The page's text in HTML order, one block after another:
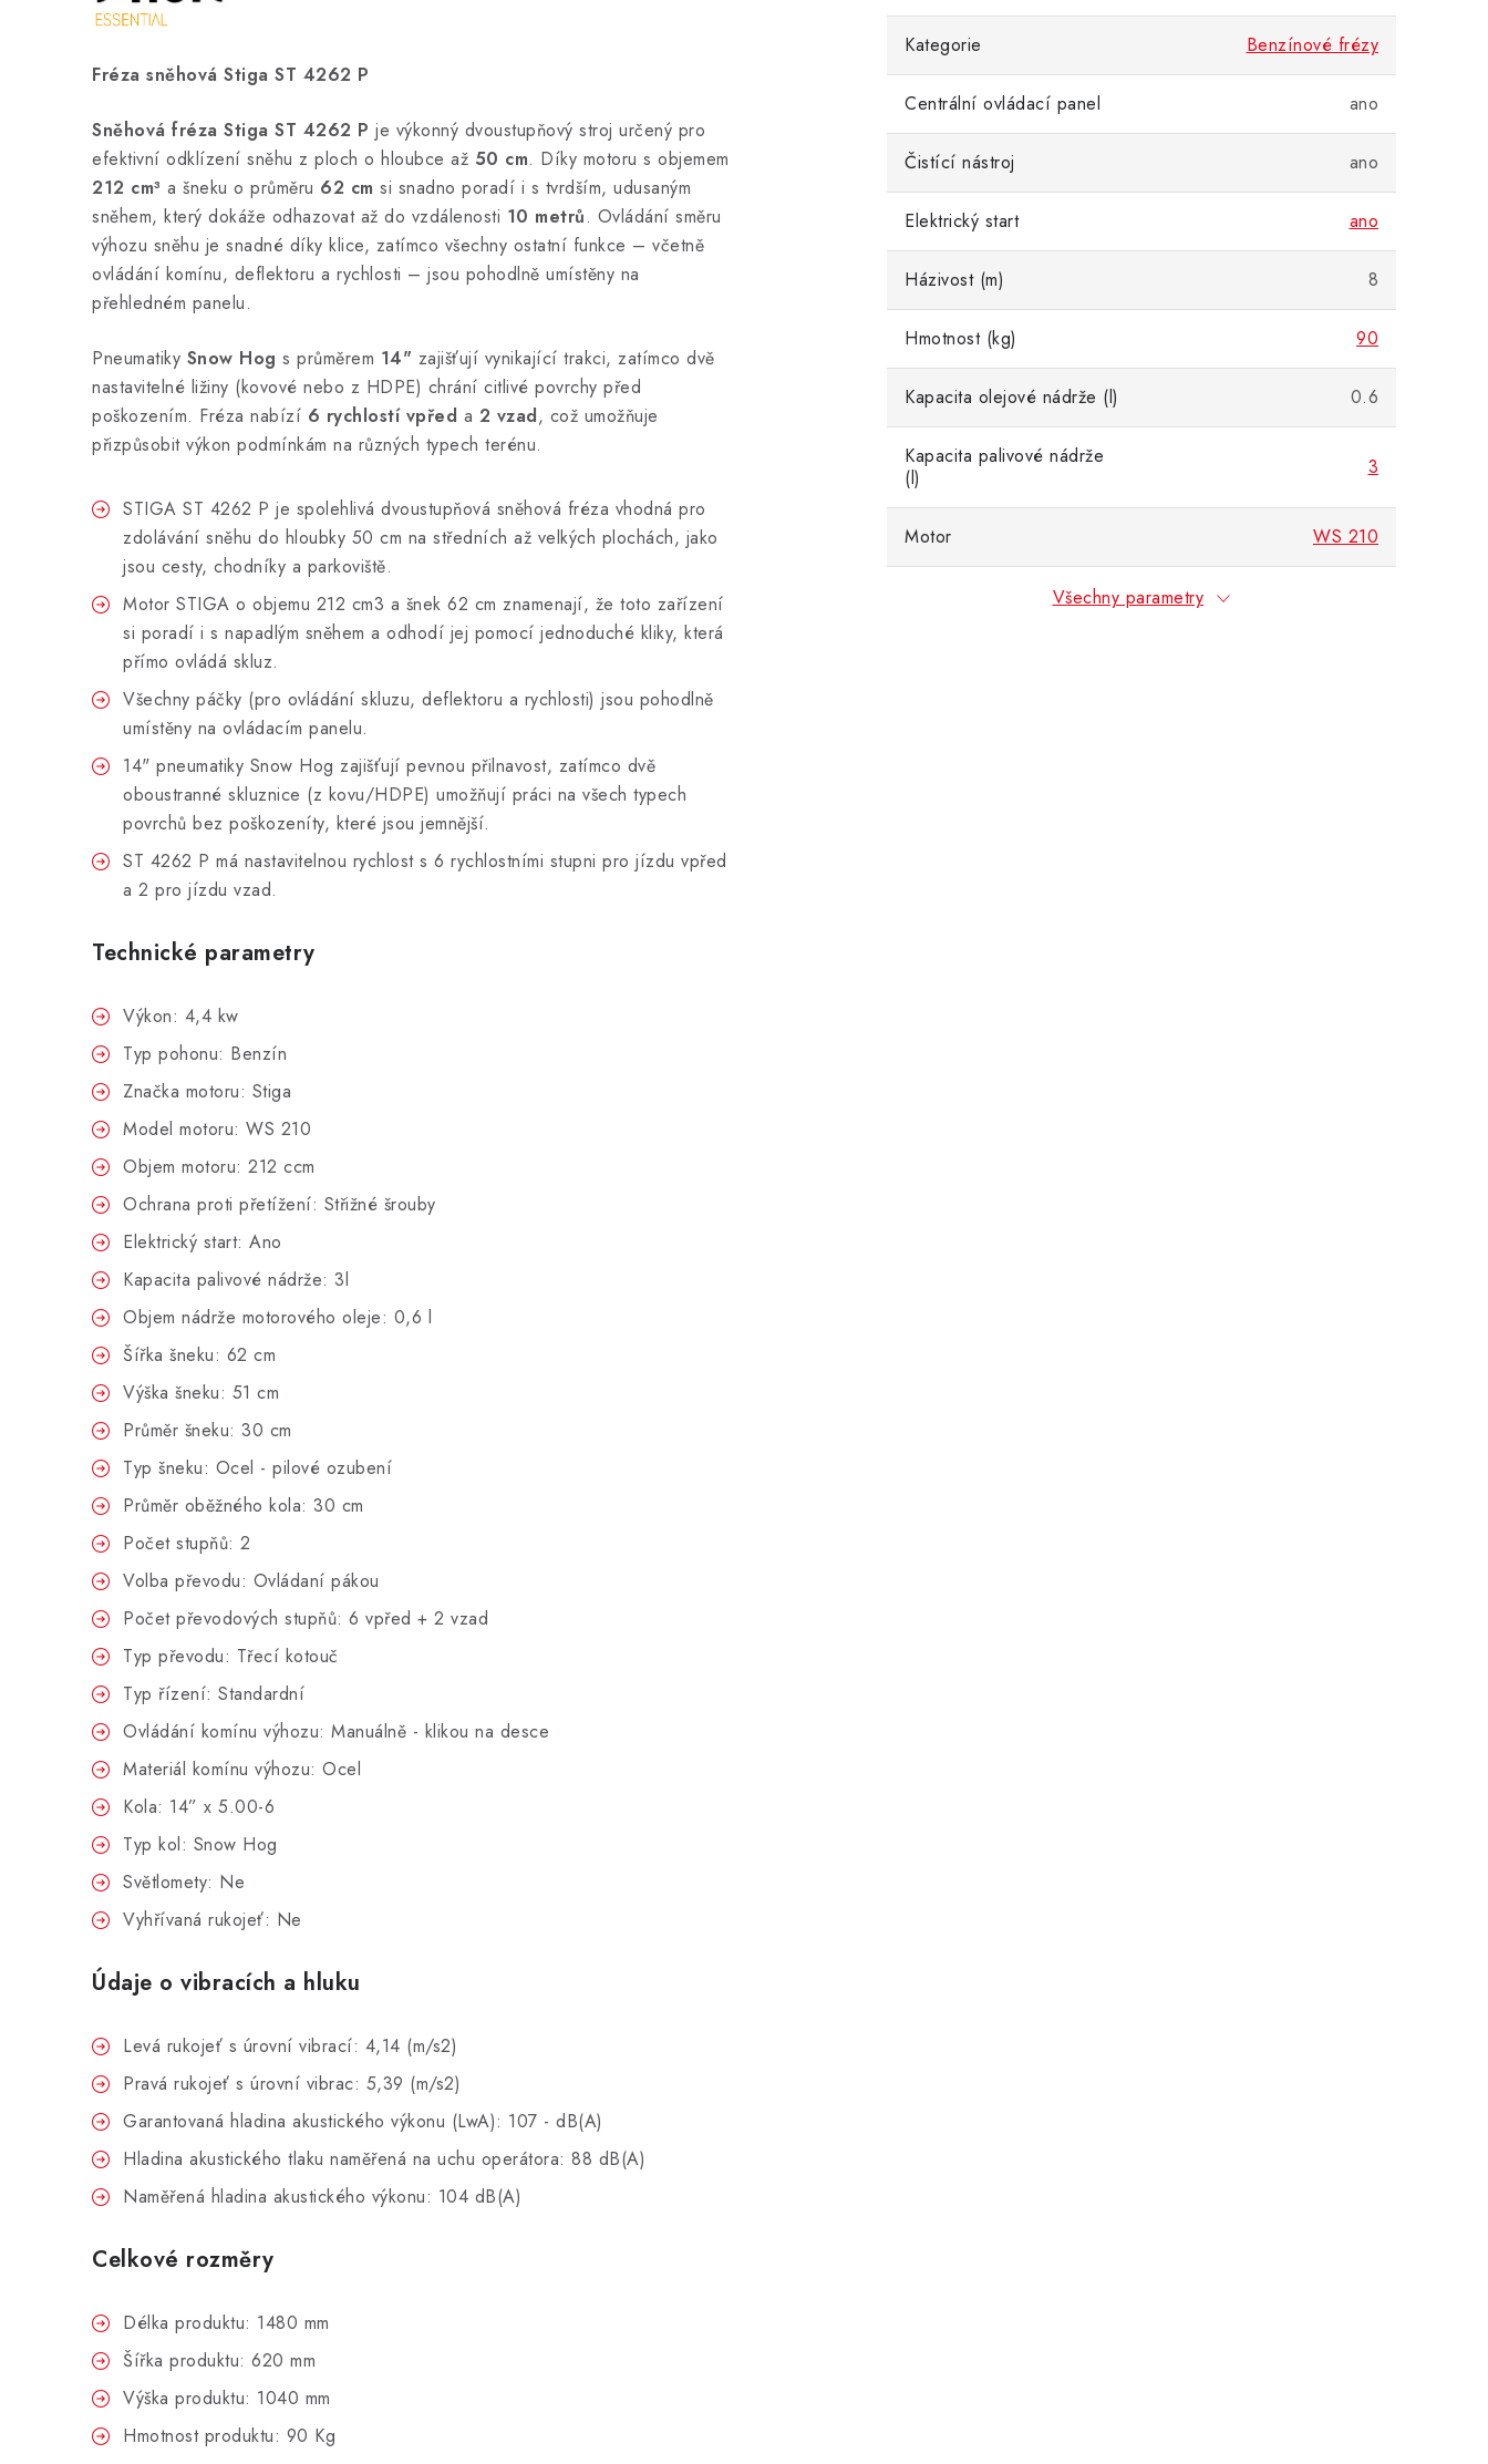
Fréza sněhová Stiga ST 4262 P
Sněhová fréza Stiga ST 4262 P je výkonný dvoustupňový stroj určený pro
efektivní odklízení sněhu z ploch o hloubce až 50 cm. Díky motoru s objemem
212 cm³ a šneku o průměru 62 cm si snadno poradí i s tvrdším, udusaným
sněhem, který dokáže odhazovat až do vzdálenosti 10 metrů. Ovládání směru
výhozu sněhu je snadné díky klice, zatímco všechny ostatní funkce – včetně
ovládání komínu, deflektoru a rychlosti – jsou pohodlně umístěny na
přehledném panelu.
Pneumatiky Snow Hog s průměrem 14" zajišťují vynikající trakci, zatímco dvě
nastavitelné ližiny (kovové nebo z HDPE) chrání citlivé povrchy před
poškozením. Fréza nabízí 6 rychlostí vpřed a 2 vzad, což umožňuje
přizpůsobit výkon podmínkám na různých typech terénu.
STIGA ST 4262 P je spolehlivá dvoustupňová sněhová fréza vhodná pro
zdolávání sněhu do hloubky 50 cm na středních až velkých plochách, jako
jsou cesty, chodníky a parkoviště.
Motor STIGA o objemu 212 cm3 a šnek 62 cm znamenají, že toto zařízení
si poradí i s napadlým sněhem a odhodí jej pomocí jednoduché kliky, která
přímo ovládá skluz.
Všechny páčky (pro ovládání skluzu, deflektoru a rychlosti) jsou pohodlně
umístěny na ovládacím panelu.
14" pneumatiky Snow Hog zajišťují pevnou přilnavost, zatímco dvě
oboustranné skluznice (z kovu/HDPE) umožňují práci na všech typech
povrchů bez poškozeníty, které jsou jemnější.
ST 4262 P má nastavitelnou rychlost s 6 rychlostními stupni pro jízdu vpřed
a 2 pro jízdu vzad.
Technické parametry
Výkon: 4,4 kw
Typ pohonu: Benzín
Značka motoru: Stiga
Model motoru: WS 210
Objem motoru: 212 ccm
Ochrana proti přetížení: Střižné šrouby
Elektrický start: Ano
Kapacita palivové nádrže: 3l
Objem nádrže motorového oleje: 0,6 l
Šířka šneku: 62 cm
Výška šneku: 51 cm
Průměr šneku: 30 cm
Typ šneku: Ocel - pilové ozubení
Průměr oběžného kola: 30 cm
Počet stupňů: 2
Volba převodu: Ovládaní pákou
Počet převodových stupňů: 6 vpřed + 2 vzad
Typ převodu: Třecí kotouč
Typ řízení: Standardní
Ovládání komínu výhozu: Manuálně - klikou na desce
Materiál komínu výhozu: Ocel
Kola: 14” x 5.00-6
Typ kol: Snow Hog
Světlomety: Ne
Vyhřívaná rukojeť: Ne
Údaje o vibracích a hluku
Levá rukojeť s úrovní vibrací: 4,14 (m/s2)
Pravá rukojeť s úrovní vibrac: 5,39 (m/s2)
Garantovaná hladina akustického výkonu (LwA): 107 - dB(A)
Hladina akustického tlaku naměřená na uchu operátora: 88 dB(A)
Naměřená hladina akustického výkonu: 104 dB(A)
Celkové rozměry
Délka produktu: 1480 mm
Šířka produktu: 620 mm
Výška produktu: 1040 mm
Hmotnost produktu: 90 Kg
Kategorie Benzínové frézy
Centrální ovládací panel ano
Čistící nástroj ano
Elektrický start ano
Házivost (m) 8
Hmotnost (kg) 90
Kapacita olejové nádrže (l) 0.6
Kapacita palivové nádrže
(l)
3
Motor WS 210
Všechny parametry